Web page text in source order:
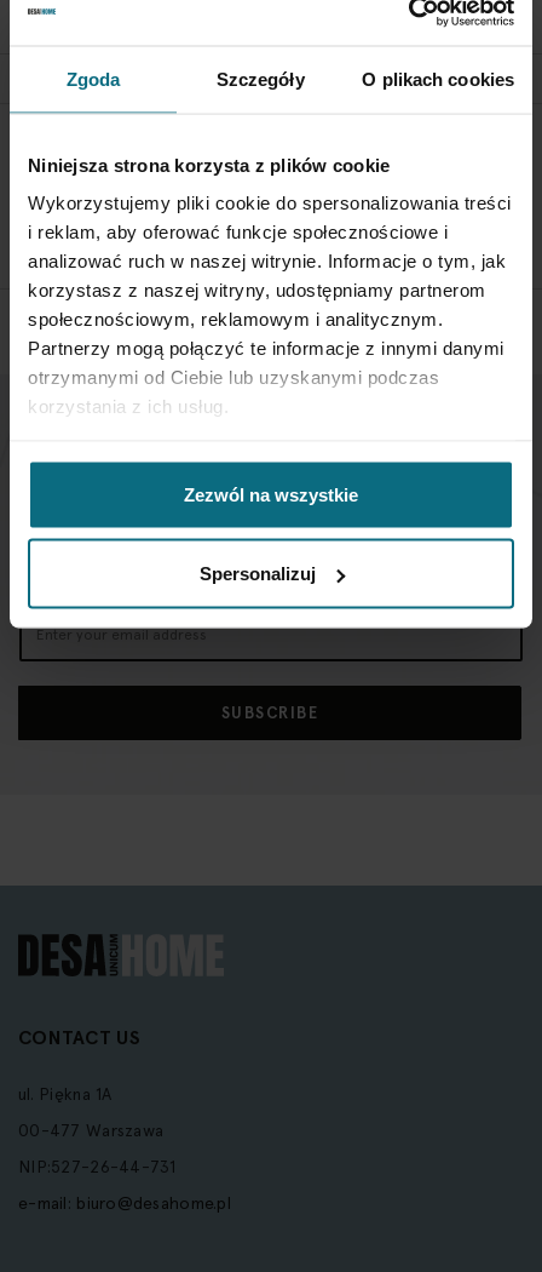
Zgoda Szczegóły O plikach cookies
Niniejsza strona korzysta z plików cookie
Wykorzystujemy pliki cookie do spersonalizowania treści
i reklam, aby oferować funkcje społecznościowe i
analizować ruch w naszej witrynie. Informacje o tym, jak
korzystasz z naszej witryny, udostępniamy partnerom
społecznościowym, reklamowym i analitycznym.
Partnerzy mogą połączyć te informacje z innymi danymi
otrzymanymi od Ciebie lub uzyskanymi podczas
korzystania z ich usług.
Zezwól na wszystkie
Spersonalizuj
OUTSIDE OF POLAND
Department 3 days from the shipment arrival.
CHECK THE DETAILS
NEWSLETTER
If you want to be up to date, sign up to receive our
newsletter enter your email below.
Up
SUBSCRIBE
CONTACT US
ul. Piękna 1A
00-477 Warszawa
NIP:527-26-44-731
e-mail: biuro@desahome.pl